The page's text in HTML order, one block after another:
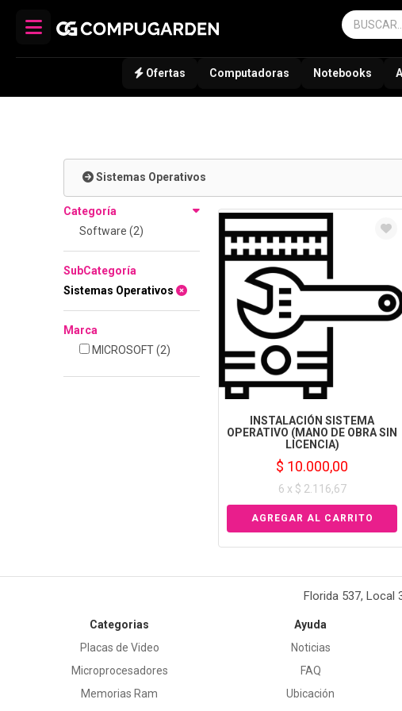
Ofertas Computadoras Notebooks
Sistemas Operativos
Categoría
Software (2)
SubCategoría
Sistemas Operativos
Marca
MICROSOFT(2)
INSTALACIÓN SISTEMA
OPERATIVO (MANO DE OBRA SIN
LICENCIA)
$ 10.000,00
6 x $ 2.116,67
Florida 537, Local
Categorias
Placas de Video
Microprocesadores
Memorias Ram
Ayuda
Noticias
FAQ
Ubicación